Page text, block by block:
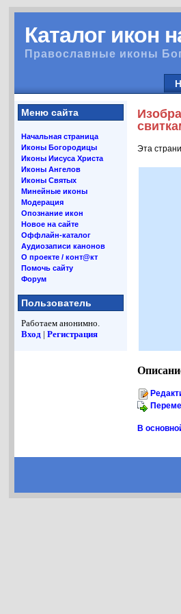
Каталог икон
Православные иконы
Меню сайта
Начальная страница
Иконы Богородицы
Иконы Иисуса Христа
Иконы Ангелов
Иконы Святых
Минейные иконы
Модерация
Опознание икон
Новое на сайте
Оффлайн-каталог
Аудиозаписи канонов
О проекте / конт@кт
Помочь сайту
Форум
Пользователь
Работаем анонимно.
Вход |Регистрация
Эта
В